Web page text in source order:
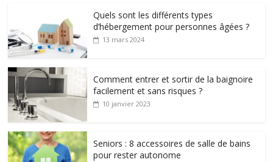
Quels sont les différents types
d’hébergement pour personnes âgées ?
13 mars 2024
Comment entrer et sortir de la baignoire
facilement et sans risques ?
10 janvier 2023
Seniors : 8 accessoires de salle de bains
pour rester autonome